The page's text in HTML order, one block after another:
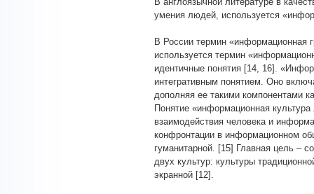
умения людей, используется
В России термин «информационная
используется термин
идентичные понятия [14, 16].
интегративным понятием. Оно
дополняя ее такими компонентами
Понятие «информационная
взаимодействия человека и
конфронтации в информационном
гуманитарной. [15] Главная цель –
двух культур: культуры
экранной [12].